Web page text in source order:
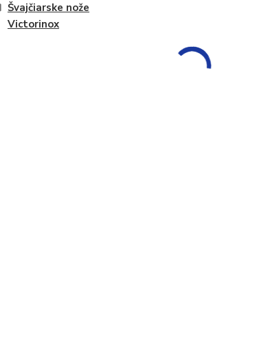
Švajčiarske nože
Victorinox